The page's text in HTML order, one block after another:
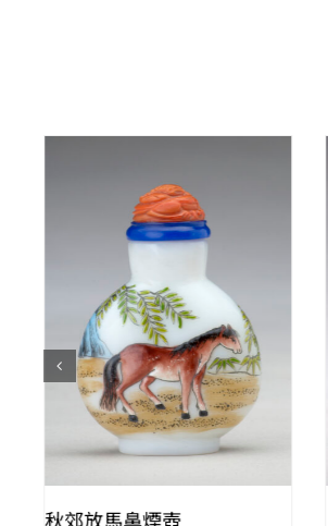
QUICK VIEW
秋郊放馬鼻煙壺